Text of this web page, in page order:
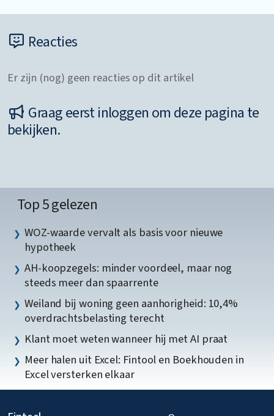
Reacties
Er zijn (nog) geen reacties op dit artikel
Graag eerst inloggen om deze pagina te
bekijken.
Top 5 gelezen
WOZ-waarde vervalt als basis voor nieuwe
hypotheek
AH-koopzegels: minder voordeel, maar nog
steeds meer dan spaarrente
Weiland bij woning geen aanhorigheid: 10,4%
overdrachtsbelasting terecht
Klant moet weten wanneer hij met AI praat
Meer halen uit Excel: Fintool en Boekhouden in
Excel versterken elkaar